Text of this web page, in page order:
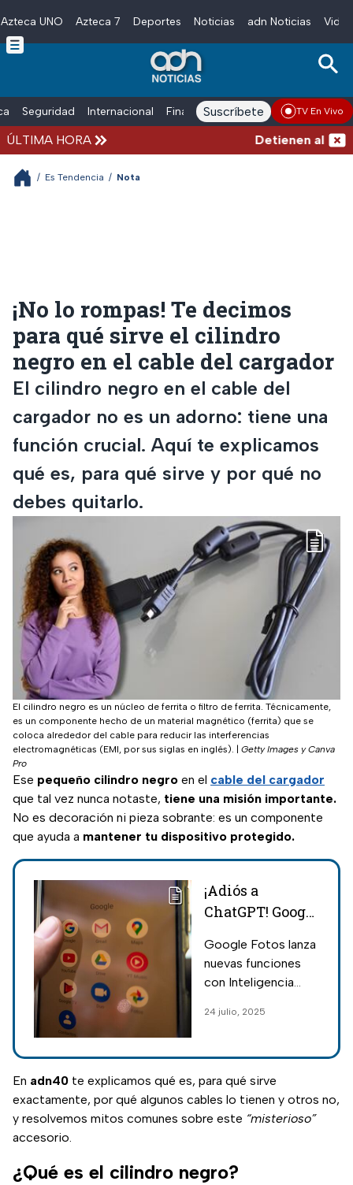
Skip to main content
Azteca UNO Azteca 7 Deportes Noticias adn Noticias
Seguridad Internacional Finanzas adn Noticias Radio
Suscríbete TV En Vivo
ÚLTIMA HORA Detienen al
/ Es Tendencia / Nota
¡No lo rompas! Te decimos
para qué sirve el cilindro
negro en el cable del cargador
El cilindro negro en el cable del
cargador no es un adorno: tiene una
función crucial. Aquí te explicamos
qué es, para qué sirve y por qué no
debes quitarlo.
El cilindro negro es un núcleo de ferrita o filtro de ferrita. Técnicamente,
es un componente hecho de un material magnético (ferrita) que se
coloca alrededor del cable para reducir las interferencias
electromagnéticas (EMI, por sus siglas en inglés).
Getty Images y Canva
Pro
Ese pequeño cilindro negro en el cable del cargador
que tal vez nunca notaste, tiene una misión importante.
No es decoración ni pieza sobrante: es un componente
que ayuda a mantener tu dispositivo protegido.
¡Adiós a
ChatGPT! Google
revoluciona con
IA; tiene
increíbles
gratis
Google Fotos lanza
nuevas funciones
con Inteligencia
exclusivas de pago.
usarlas gratis y
sacarle el máximo
provecho.
24 julio, 2025
En adn40 te explicamos qué es, para qué sirve
exactamente, por qué algunos cables lo tienen y otros no,
y resolvemos mitos comunes sobre este “misterioso”
accesorio.
¿Qué es el cilindro negro?